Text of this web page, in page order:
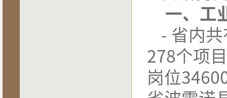
一、工
- 省内
278个项
岗位